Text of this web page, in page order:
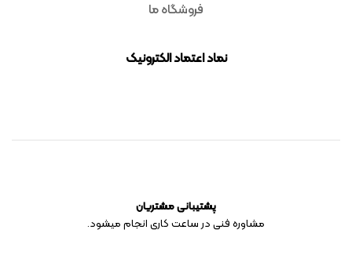
فروشگاه ما
نماد اعتماد الکترونیک
پشتیبانی مشتریان
مشاوره فنی در ساعت کاری انجام میشود.